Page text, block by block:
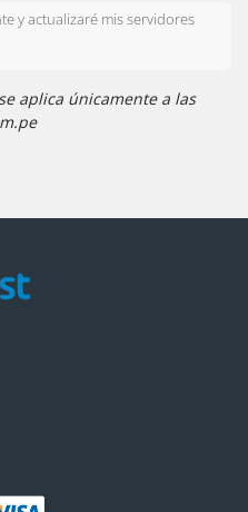
y actualizaré mis servidores
aplica únicamente a las